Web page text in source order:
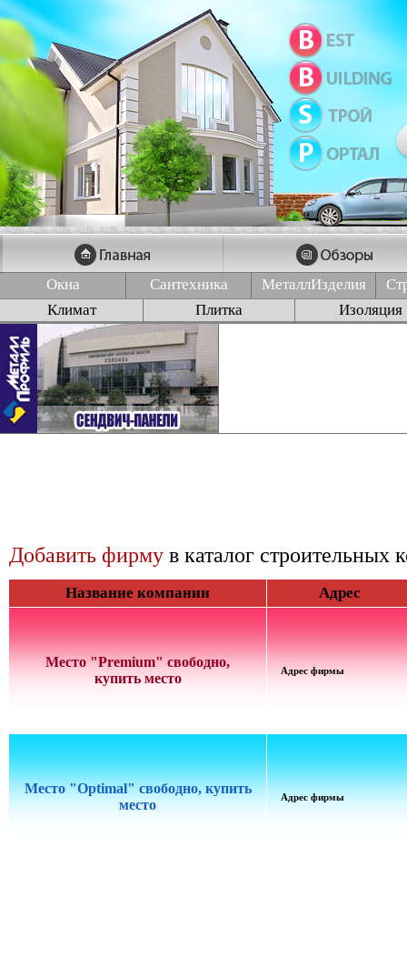
Окна Сантехника МеталлИзделия
Климат
Плитка Изоляция
Добавить фирму в каталог строительных
Название компании Адрес
Место "Premium" свободно,
купить место
Адрес фирмы
Место "Optimal" свободно, купить
место
Адрес фирмы